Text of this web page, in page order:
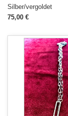
Silber/vergoldet
75,00 €